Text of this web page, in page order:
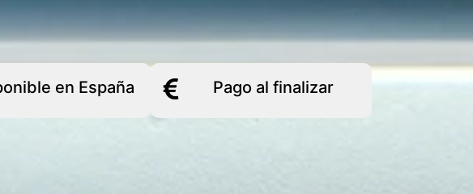
en España Pago al finalizar